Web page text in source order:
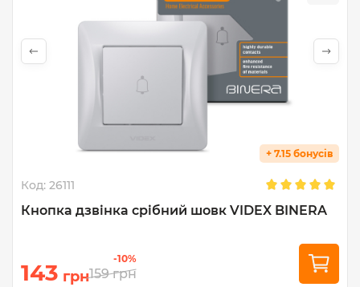
+ 7.15 бонусів
Код: 26111
Кнопка дзвінка срібний шовк VIDEX BINERA
143 грн
-10%
159 грн